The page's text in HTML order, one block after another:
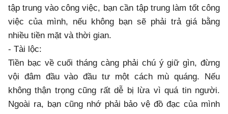
tập trung vào công việc, bạn cần tập trung làm tốt công
việc của mình, nếu không bạn sẽ phải trả giá bằng
nhiều tiền mặt và thời gian.
- Tài lộc:
Tiền bạc về cuối tháng càng phải chú ý giữ gìn, đừng
vội đâm đầu vào đầu tư một cách mù quáng. Nếu
không thận trọng cũng rất dễ bị lừa vì quá tin người.
Ngoài ra, bạn cũng nhớ phải bảo vệ đồ đạc của mình